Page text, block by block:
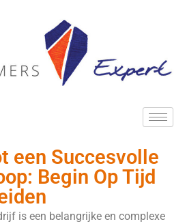
een Succesvolle
Begin Op Tijd
is een belangrijke en complexe